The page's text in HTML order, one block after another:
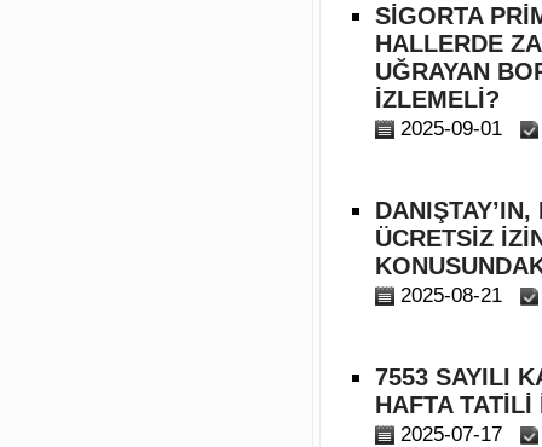
SİGORTA
HALLERDE
UĞRAYAN
İZLEMELİ?
2025-09-01
ÜCRETSİZ
2025-08-21
7553 SAYILI
HAFTA
2025-07-17